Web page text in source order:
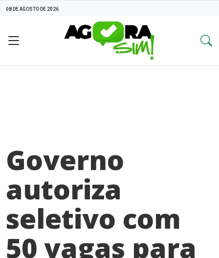
08 DE AGOSTO DE 2026
Governo
autoriza
seletivo com
50 vagas para